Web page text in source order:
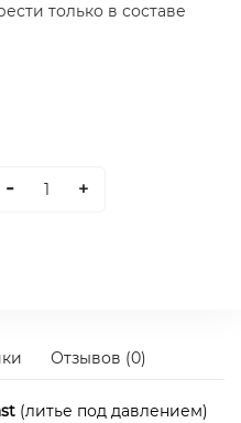
только в составе
- +
Отзывов (0)
(литье под давлением)